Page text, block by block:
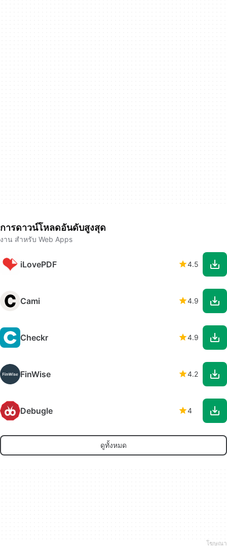
การดาวน์โหลดอันดับสูงสุด
งาน สำหรับ Web Apps
iLovePDF 4.5
Cami 4.9
Checkr 4.9
FinWise 4.2
Debugle 4
ดูทั้งหมด